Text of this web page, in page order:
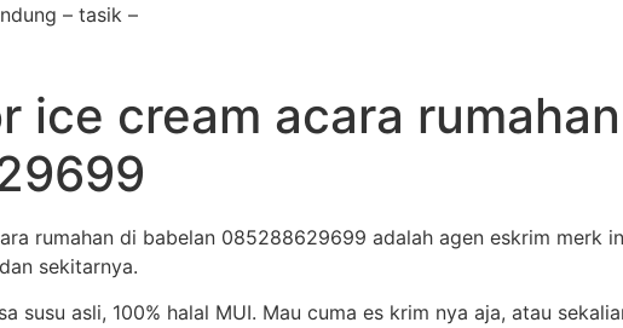
– tasik –
ice cream acara
rumahan di babelan 085288629699 adalah agen eskrim merk
sekitarnya.
susu asli, 100% halal MUI. Mau cuma es krim nya aja, atau